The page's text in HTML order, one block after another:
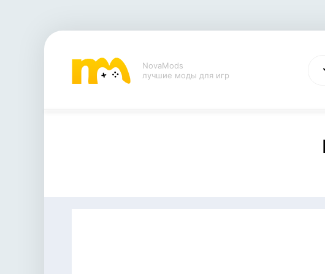
NovaMods
лучшие моды для игр